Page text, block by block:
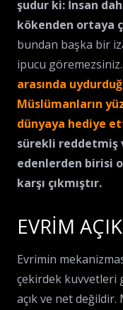
şudur ki: İnsan
kökenden ortaya
bundan başka bir
ipucu göremezsiniz.
arasında
Müslümanların
dünyaya hediye
sürekli reddetmiş
edenlerden birisi
karşı çıkmıştır.
EVRİM
Evrimin
çekirdek kuvvetleri
açık ve net